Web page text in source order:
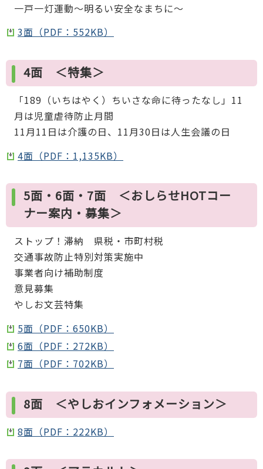
一戸一灯運動～明るい安全なまちに～
3面（PDF：552KB）
4面 ＜特集＞
「189（いちはやく）ちいさな命に待ったなし」11
月は児童虐待防止月間
11月11日は介護の日、11月30日は人生会議の日
4面（PDF：1,135KB）
5面・6面・7面 ＜おしらせHOTコー
ナー案内・募集＞
ストップ！滞納 県税・市町村税
交通事故防止特別対策実施中
事業者向け補助制度
意見募集
やしお文芸特集
5面（PDF：650KB）
6面（PDF：272KB）
7面（PDF：702KB）
8面 ＜やしおインフォメーション＞
8面（PDF：222KB）